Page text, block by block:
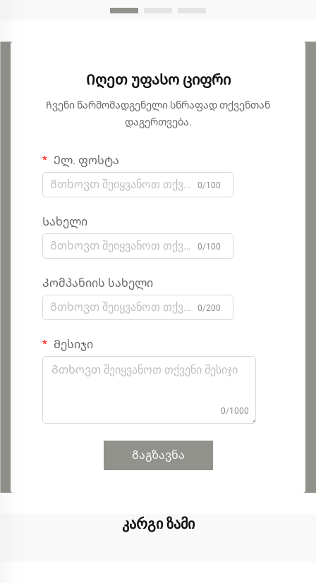
Იღეთ უფასო ციფრი
Ჩვენი წარმომადგენელი სწრაფად თქვენთან
დაგერთვება.
Ელ. ფოსტა
0/100
Სახელი
0/100
Კომპანიის სახელი
0/200
Მესიჯი
0/1000
Გაგზავნა
კარგი ზამი